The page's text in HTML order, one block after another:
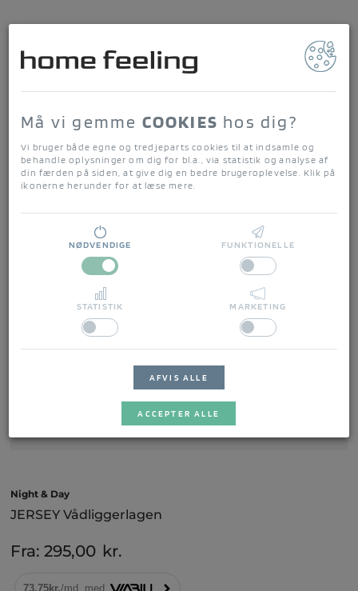
home feeling
Forside / Lagner / Alle lagner / JERSEY Vådliggerlagen
Night & Day
JERSEY Vådliggerlagen
Fra: 295,00 kr.
Må vi gemme COOKIES hos dig?
Vi bruger både egne og tredjeparts cookies til at indsamle og
behandle oplysninger om dig for bl.a., via statistik og analyse af
din færden på siden, at give dig en bedre brugeroplevelse. Klik på
ikonerne herunder for at læse mere.
NØDVENDIGE FUNKTIONELLE
STATISTIK MARKETING
AFVIS ALLE
ACCEPTER ALLE